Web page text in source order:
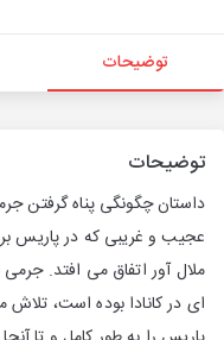
توضیحات
توضیحات
داستان چگونگی پناه گرفتن
عجیب و غریبی که در پاریس
ملال آور اتفاق می افتد.
ای در کانادا بوده است،